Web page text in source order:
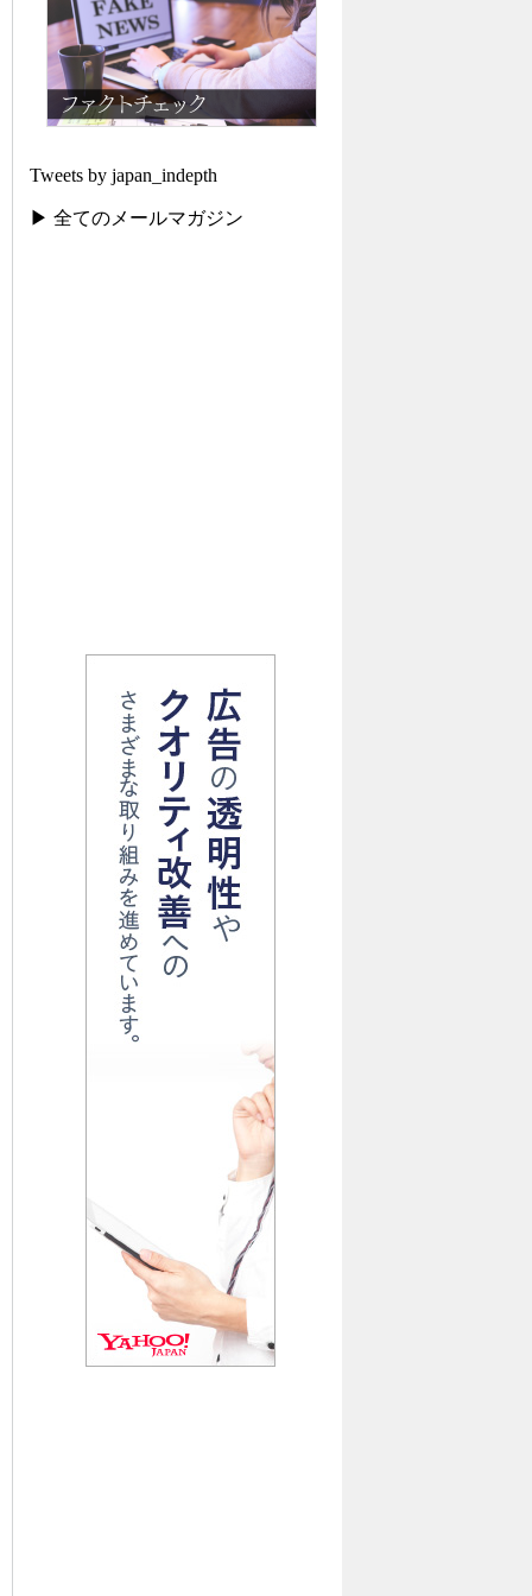
Tweets by japan_indepth
▶ 全てのメールマガジン